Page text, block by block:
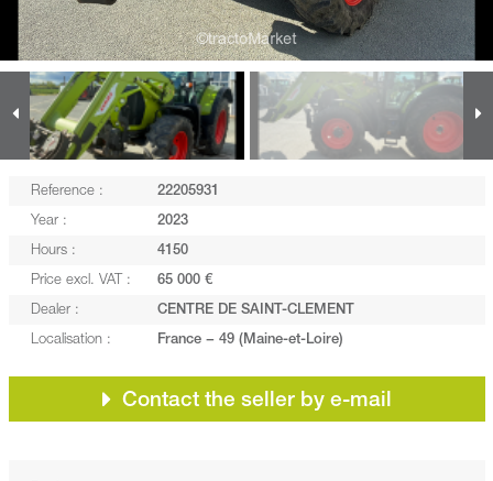
Reference : 22205931
Year : 2023
Hours : 4150
Price excl. VAT : 65 000 €
Dealer : CENTRE DE SAINT-CLEMENT
Localisation : France − 49 (Maine-et-Loire)
Contact the seller by e-mail